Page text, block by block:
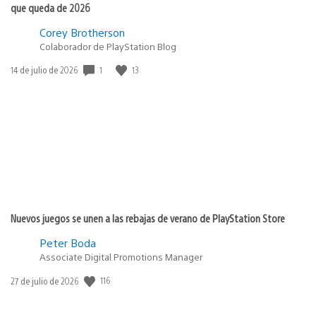
que queda de 2026
Corey Brotherson
Colaborador de PlayStation Blog
Fecha
14 de julio de 2026 1 13
Nuevos juegos se unen a las rebajas de verano de PlayStation Store
Peter Boda
Associate Digital Promotions Manager
Fecha
27 de julio de 2026 116